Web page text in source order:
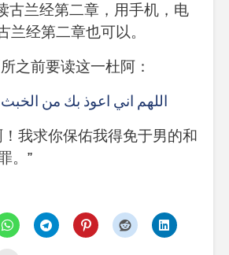
古兰经第二章，用手机，电
兰经第二章也可以。
之前要读这一杜阿：
اللهم اني اعوذ بك من الخبث
！我求你保佑我得免于男的和
。”